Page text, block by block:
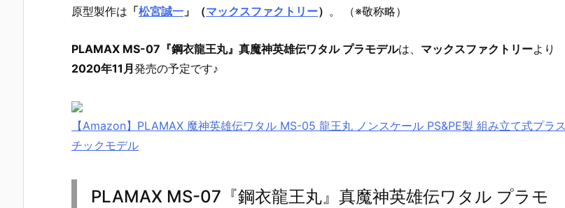
原型製作は 「松宮誠一 」（マックスファクトリー） 。 （※敬称略）
PLAMAX MS-07『鋼衣龍王丸』真魔神英雄伝ワタル プラモデルは、 マックスファクトリーより
2020年11月発売の予定です♪
【Amazon】PLAMAX 魔神英雄伝ワタル MS-05 龍王丸 ノンスケール PS&PE製 組み立て式プラス
チックモデル
PLAMAX MS-07『鋼衣龍王丸』真魔神英雄伝ワタル プラモ